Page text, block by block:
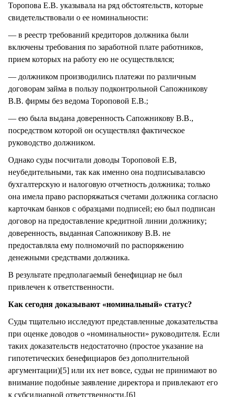
Торопова Е.В. указывала на ряд обстоятельств, которые
свидетельствовали о ее номинальности:
— в реестр требований кредиторов должника были
включены требования по заработной плате работников,
прием которых на работу ею не осуществлялся;
— должником производились платежи по различным
договорам займа в пользу подконтрольной Сапожникову
В.В. фирмы без ведома Тороповой Е.В.;
— ею была выдана доверенность Сапожникову В.В.,
посредством которой он осуществлял фактическое
руководство должником.
Однако суды посчитали доводы Тороповой Е.В,
неубедительными, так как именно она подписывалавсю
бухгалтерскую и налоговую отчетность должника; только
она имела право распоряжаться счетами должника согласно
карточкам банков с образцами подписей; ею был подписан
договор на предоставление кредитной линии должнику;
доверенность, выданная Сапожникову В.В. не
предоставляла ему полномочий по распоряжению
денежными средствами должника.
В результате предполагаемый бенефициар не был
привлечен к ответственности.
Как сегодня доказывают «номинальный» статус?
Суды тщательно исследуют представленные доказательства
при оценке доводов о «номинальности» руководителя. Если
таких доказательств недостаточно (простое указание на
гипотетических бенефициаров без дополнительной
аргументации)[5] или их нет вовсе, судьи не принимают во
внимание подобные заявление директора и привлекают его
к субсидиарной ответственности.[6]